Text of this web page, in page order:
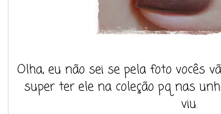
Olha, eu não sei se pela foto vocês
super ter ele na coleção pq nas
viu.